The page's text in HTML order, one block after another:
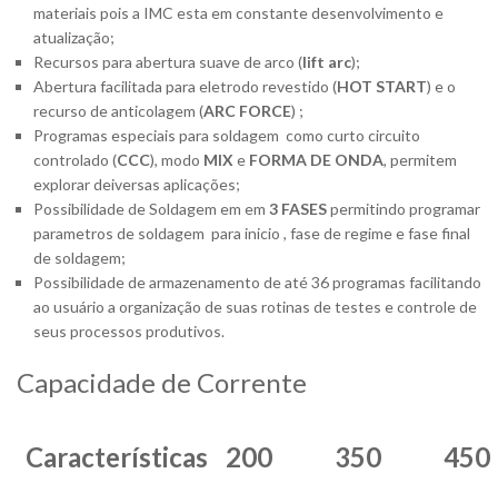
materiais pois a IMC esta em constante desenvolvimento e
atualização;
Recursos para abertura suave de arco (lift arc);
Abertura facilitada para eletrodo revestido (HOT START) e o
recurso de anticolagem (ARC FORCE) ;
Programas especiais para soldagem como curto circuito
controlado (CCC), modo MIX e FORMA DE ONDA, permitem
explorar deiversas aplicações;
Possibilidade de Soldagem em em 3 FASESpermitindo programar
parametros de soldagem para inicio , fase de regime e fase final
de soldagem;
Possibilidade de armazenamento de até 36 programas facilitando
ao usuário a organização de suas rotinas de testes e controle de
seus processos produtivos.
Capacidade de Corrente
Características 200 350 450